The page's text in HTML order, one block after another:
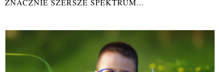
ZNACZNIE SZERSZE SPEKTRUM...